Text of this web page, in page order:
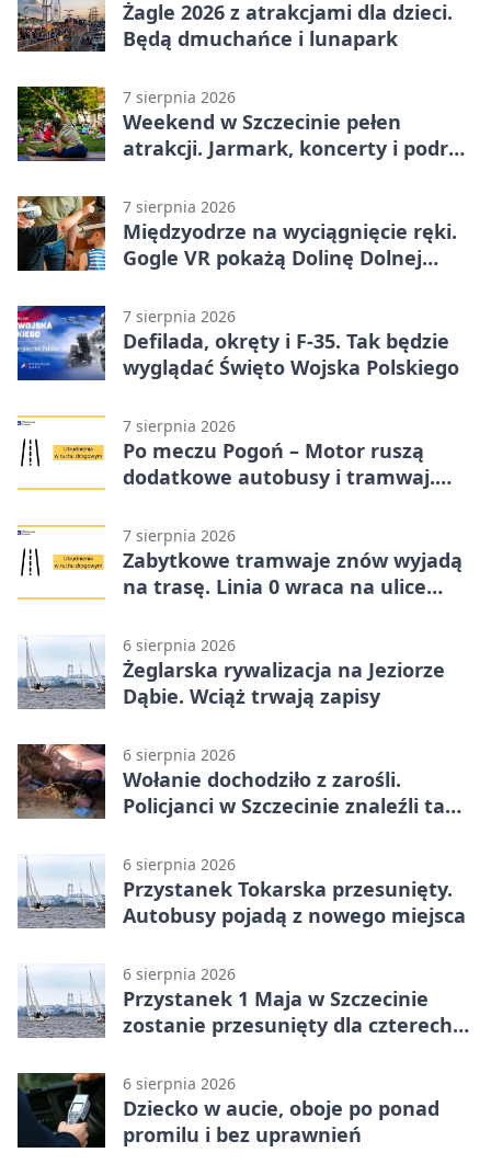
Żagle 2026 z atrakcjami dla dzieci.
Będą dmuchańce i lunapark
7 sierpnia 2026
Weekend w Szczecinie pełen
atrakcji. Jarmark, koncerty i podróż
7 sierpnia 2026
Międzyodrze na wyciągnięcie ręki.
Gogle VR pokażą Dolinę Dolnej
7 sierpnia 2026
Defilada, okręty i F-35. Tak będzie
wyglądać Święto Wojska Polskiego
7 sierpnia 2026
Po meczu Pogoń – Motor ruszą
dodatkowe autobusy i tramwaj.
7 sierpnia 2026
Zabytkowe tramwaje znów wyjadą
na trasę. Linia 0 wraca na ulice
6 sierpnia 2026
Żeglarska rywalizacja na Jeziorze
Dąbie. Wciąż trwają zapisy
6 sierpnia 2026
Wołanie dochodziło z zarośli.
Policjanci w Szczecinie znaleźli tam
6 sierpnia 2026
Przystanek Tokarska przesunięty.
Autobusy pojadą z nowego miejsca
6 sierpnia 2026
Przystanek 1 Maja w Szczecinie
zostanie przesunięty dla czterech
6 sierpnia 2026
Dziecko w aucie, oboje po ponad
promilu i bez uprawnień